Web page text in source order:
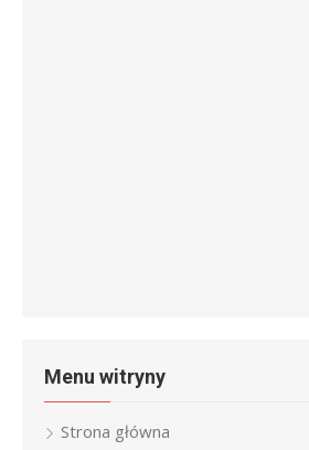
Menu witryny
Strona główna